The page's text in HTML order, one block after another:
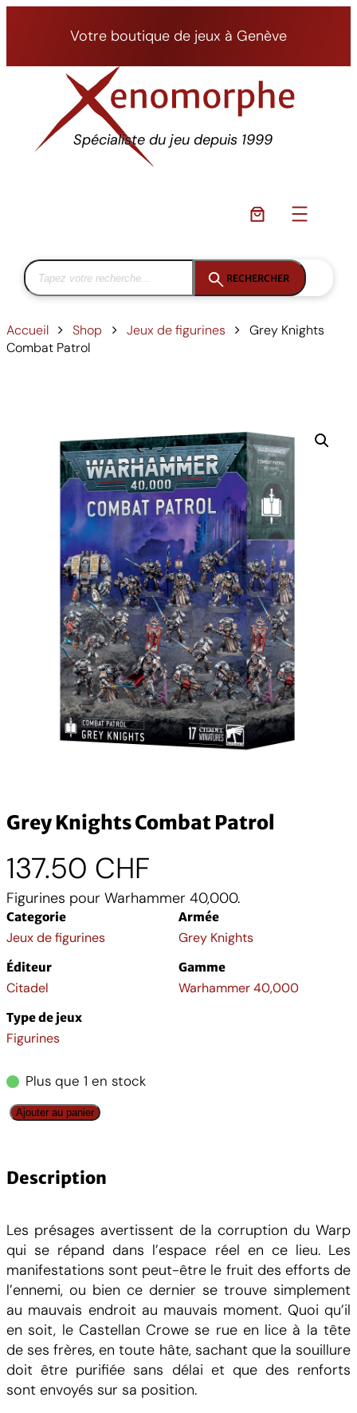
Votre boutique de jeux à Genève
Spécialiste du jeu depuis 1999
RECHERCHER
Accueil Shop Jeux de figurines
Grey Knights
Combat Patrol
Grey Knights Combat Patrol
137.50 CHF
Figurines pour Warhammer 40,000.
Categorie
Jeux de figurines
Armée
Grey Knights
Éditeur
Citadel
Gamme
Warhammer 40,000
Type de jeux
Figurines
Plus que 1 en stock
q
n
t
é
d
e
G
r
e
y
K
Ajouter au panier
Description
Les présages avertissent de la corruption du Warp
qui se répand dans l’espace réel en ce lieu. Les
manifestations sont peut-être le fruit des efforts de
l’ennemi, ou bien ce dernier se trouve simplement
au mauvais endroit au mauvais moment. Quoi qu’il
en soit, le Castellan Crowe se rue en lice à la tête
de ses frères, en toute hâte, sachant que la souillure
doit être purifiée sans délai et que des renforts
sont envoyés sur sa position.